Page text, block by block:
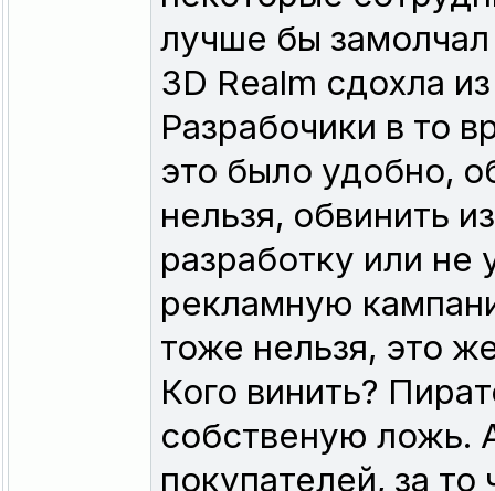
лучше бы замолчал
3D Realm сдохла
Разрабочики в то
это было удобно,
нельзя, обвинить
разработку или
рекламную
тоже нельзя, это
Кого винить?
собственую ложь.
покупателей, за